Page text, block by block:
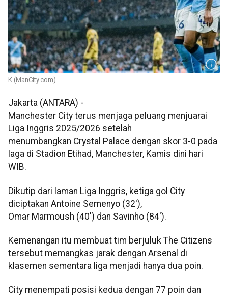
K (ManCity.com)
Jakarta (ANTARA) -
Manchester City terus menjaga peluang menjuarai
Liga Inggris 2025/2026 setelah
menumbangkan Crystal Palace dengan skor 3-0 pada
laga di Stadion Etihad, Manchester, Kamis dini hari
WIB.
Dikutip dari laman Liga Inggris, ketiga gol City
diciptakan Antoine Semenyo (32'),
Omar Marmoush (40') dan Savinho (84').
Kemenangan itu membuat tim berjuluk The Citizens
tersebut memangkas jarak dengan Arsenal di
klasemen sementara liga menjadi hanya dua poin.
City menempati posisi kedua dengan 77 poin dan